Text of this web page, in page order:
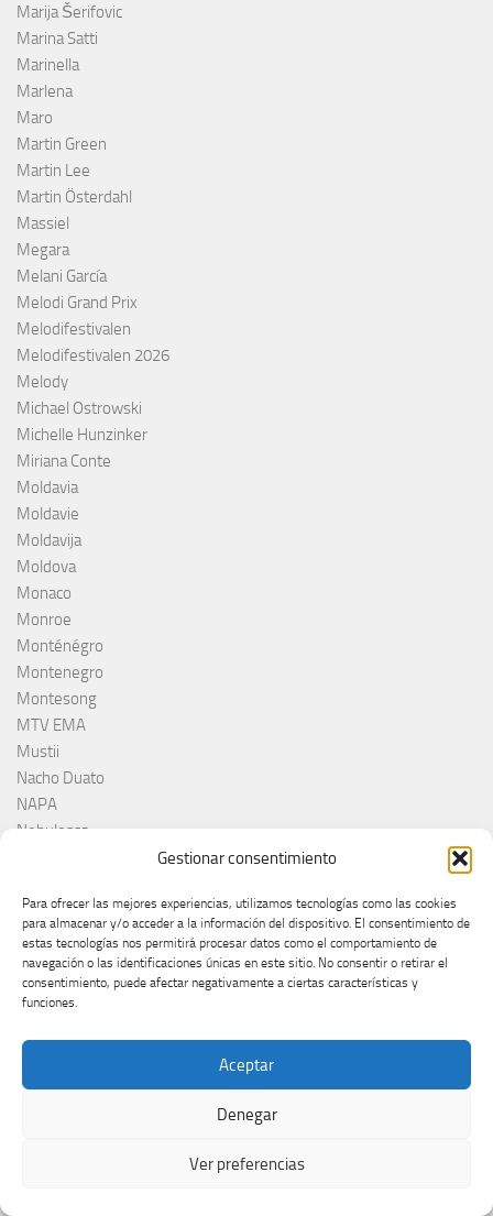
Gestionar consentimiento
Para ofrecer las mejores experiencias, utilizamos tecnologías como las cookies
para almacenar y/o acceder a la información del dispositivo. El consentimiento de
estas tecnologías nos permitirá procesar datos como el comportamiento de
navegación o las identificaciones únicas en este sitio. No consentir o retirar el
consentimiento, puede afectar negativamente a ciertas características y
funciones.
Aceptar
Denegar
Ver preferencias
Marija Šerifovic
Marina Satti
Marinella
Marlena
Maro
Martin Green
Martin Lee
Martin Österdahl
Massiel
Megara
Melani García
Melodi Grand Prix
Melodifestivalen
Melodifestivalen 2026
Melody
Michael Ostrowski
Michelle Hunzinker
Miriana Conte
Moldavia
Moldavie
Moldavija
Moldova
Monaco
Monroe
Monténégro
Montenegro
Montesong
MTV EMA
Mustii
Nacho Duato
NAPA
Nebulossa
Netta
Nina Žižić
Noa Kirel
Noam Bettan
Noruega
Norveška